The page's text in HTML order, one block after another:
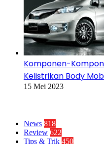
Komponen-
Kelistrikan Body
15 Mei 2023
News 818
Review 622
Tips & Trik 450